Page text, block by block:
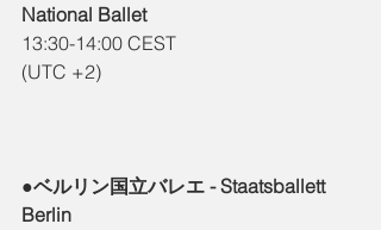
National Ballet
13:30-14:00 CEST
(UTC +2)
●ベルリン国立バレエ - Staatsballett
Berlin